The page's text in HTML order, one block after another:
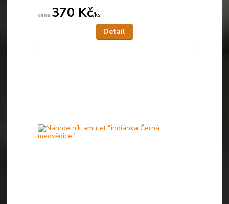
370 Kč/ks
Detail